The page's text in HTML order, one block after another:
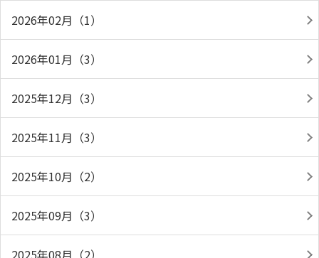
2026年02月（1）
2026年01月（3）
2025年12月（3）
2025年11月（3）
2025年10月（2）
2025年09月（3）
2025年08月（2）